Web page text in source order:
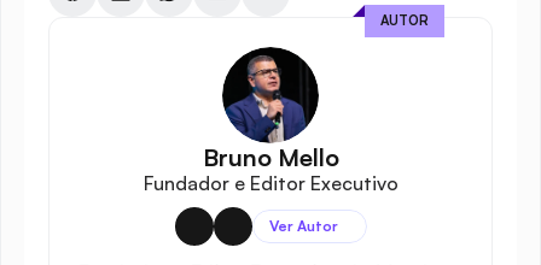
Bruno Mello
Fundador e Editor Executivo
Ver Autor
AUTOR